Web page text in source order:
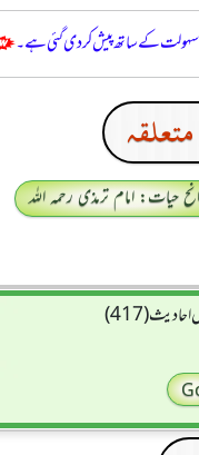
سہولت کے ساتھ پیش کر دی گئی ہے۔
حیات: امام ترمذی رحمہ اللہ
(417)